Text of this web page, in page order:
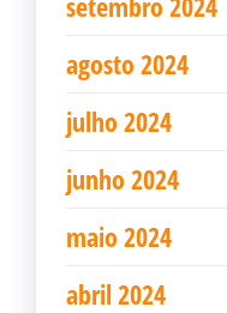
agosto 2024
julho 2024
junho 2024
maio 2024
abril 2024